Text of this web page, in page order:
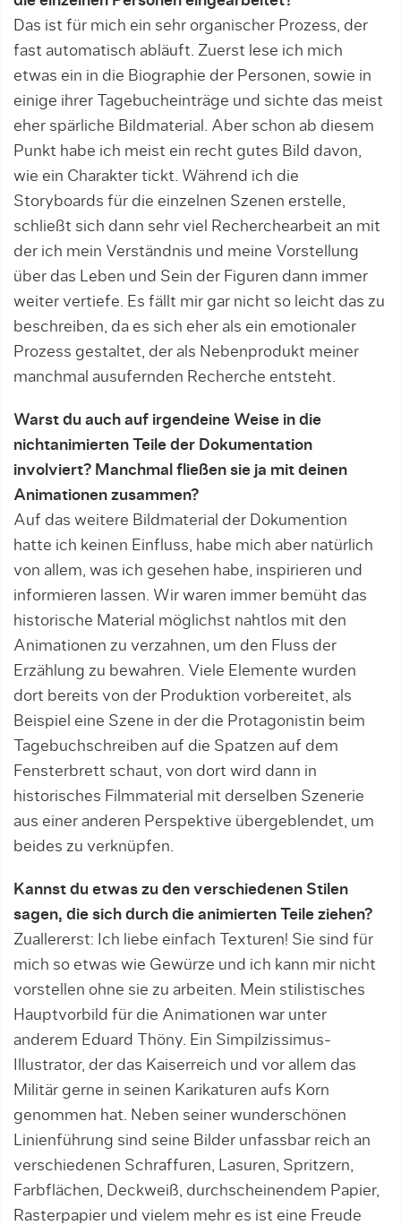
Das ist für mich ein sehr organischer Prozess, der
fast automatisch abläuft. Zuerst lese ich mich
etwas ein in die Biographie der Personen, sowie in
einige ihrer Tagebucheinträge und sichte das meist
eher spärliche Bildmaterial. Aber schon ab diesem
Punkt habe ich meist ein recht gutes Bild davon,
wie ein Charakter tickt. Während ich die
Storyboards für die einzelnen Szenen erstelle,
schließt sich dann sehr viel Recherchearbeit an mit
der ich mein Verständnis und meine Vorstellung
über das Leben und Sein der Figuren dann immer
weiter vertiefe. Es fällt mir gar nicht so leicht das zu
beschreiben, da es sich eher als ein emotionaler
Prozess gestaltet, der als Nebenprodukt meiner
manchmal ausufernden Recherche entsteht.
Warst du auch auf irgendeine Weise in die
nichtanimierten Teile der Dokumentation
involviert? Manchmal fließen sie ja mit deinen
Animationen zusammen?
Auf das weitere Bildmaterial der Dokumention
hatte ich keinen Einfluss, habe mich aber natürlich
von allem, was ich gesehen habe, inspirieren und
informieren lassen. Wir waren immer bemüht das
historische Material möglichst nahtlos mit den
Animationen zu verzahnen, um den Fluss der
Erzählung zu bewahren. Viele Elemente wurden
dort bereits von der Produktion vorbereitet, als
Beispiel eine Szene in der die Protagonistin beim
Tagebuchschreiben auf die Spatzen auf dem
Fensterbrett schaut, von dort wird dann in
historisches Filmmaterial mit derselben Szenerie
aus einer anderen Perspektive übergeblendet, um
beides zu verknüpfen.
Kannst du etwas zu den verschiedenen Stilen
sagen, die sich durch die animierten Teile ziehen?
Zuallererst: Ich liebe einfach Texturen! Sie sind für
mich so etwas wie Gewürze und ich kann mir nicht
vorstellen ohne sie zu arbeiten. Mein stilistisches
Hauptvorbild für die Animationen war unter
anderem Eduard Thöny. Ein Simpilzissimus-
Illustrator, der das Kaiserreich und vor allem das
Militär gerne in seinen Karikaturen aufs Korn
genommen hat. Neben seiner wunderschönen
Linienführung sind seine Bilder unfassbar reich an
verschiedenen Schraffuren, Lasuren, Spritzern,
Farbflächen, Deckweiß, durchscheinendem Papier,
Rasterpapier und vielem mehr es ist eine Freude